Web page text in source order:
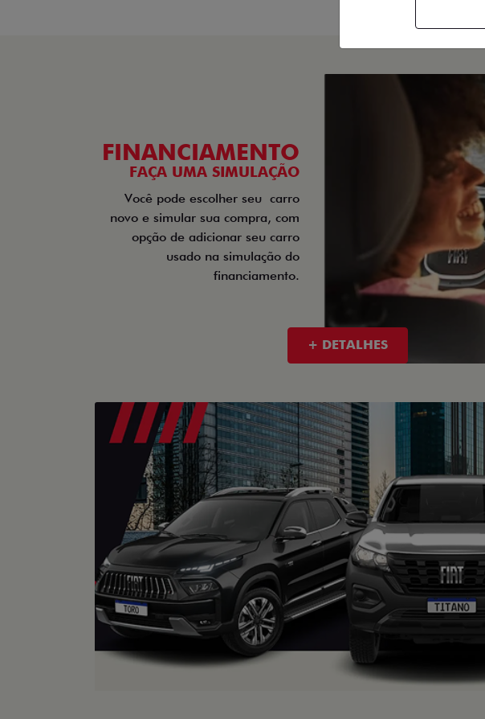
OFERTAS EM DESTAQUE
TITANO
TITANO RANCH MULTIJET
TURBODIESEL AT 4X4
OPORTUNIDADE
GRANDE CHANCE FIAT
PRODUTOR RURAL
De: R$ 288.480,00
R$ 226.658,74
Quero agora!
MOBI LIKE 1.0 2026
SUPER DESCONTO
TAXA ZERO
De: R$ 85.490,00
R$ 72.790,00